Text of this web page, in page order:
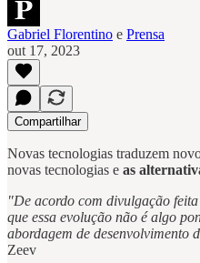
Gabriel Florentino e Prensa
out 17, 2023
Compartilhar
Novas tecnologias traduzem
novas tecnologias e as
"De acordo com divulgação
que essa evolução não é algo
abordagem de desenvolvimento
Zeev